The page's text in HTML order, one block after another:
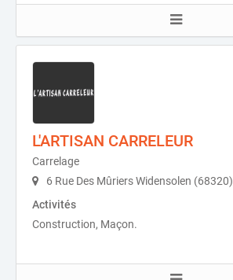
L'ARTISAN CARRELEUR
Carrelage
6 Rue Des Mûriers Widensolen (68320)
Activités
Construction, Maçon.